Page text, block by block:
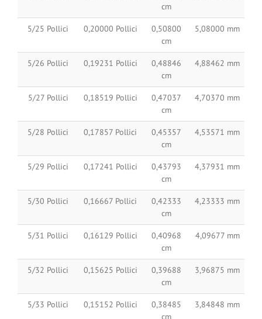
cm
5/25 Pollici 0,20000 Pollici
0,50800
cm
5,08000 mm
5/26 Pollici 0,19231 Pollici
0,48846
cm
4,88462 mm
5/27 Pollici 0,18519 Pollici
0,47037
cm
4,70370 mm
5/28 Pollici 0,17857 Pollici
0,45357
cm
4,53571 mm
5/29 Pollici 0,17241 Pollici
0,43793
cm
4,37931 mm
5/30 Pollici 0,16667 Pollici
0,42333
cm
4,23333 mm
5/31 Pollici 0,16129 Pollici
0,40968
cm
4,09677 mm
5/32 Pollici 0,15625 Pollici
0,39688
cm
3,96875 mm
5/33 Pollici 0,15152 Pollici
0,38485
cm
3,84848 mm